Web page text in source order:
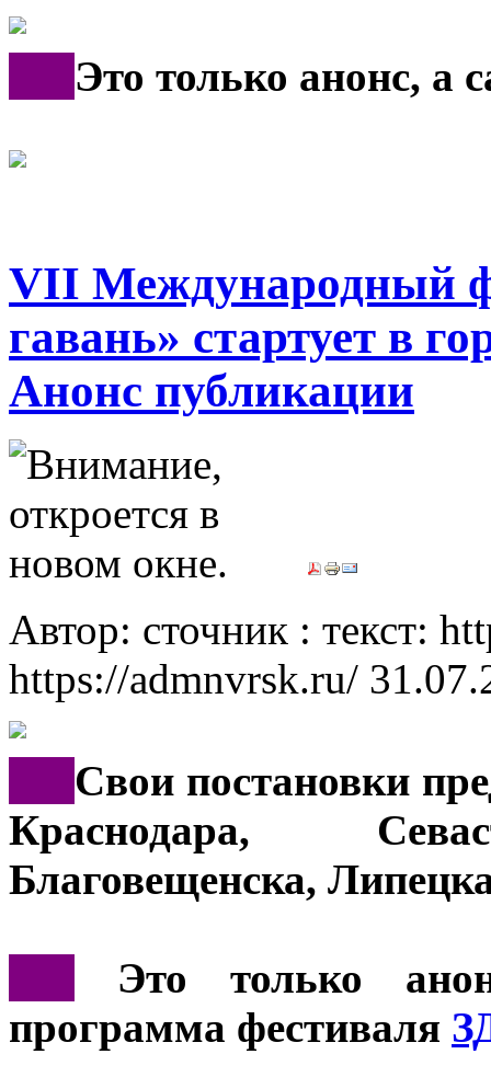
Это только анонс, а
VII Международный
гавань» стартует в
Анонс публикации
Автор: сточник : текст:
https://admnvrsk.ru/
Свои постановки
Краснодара,
Благовещенска,
Это только
программа фестиваля